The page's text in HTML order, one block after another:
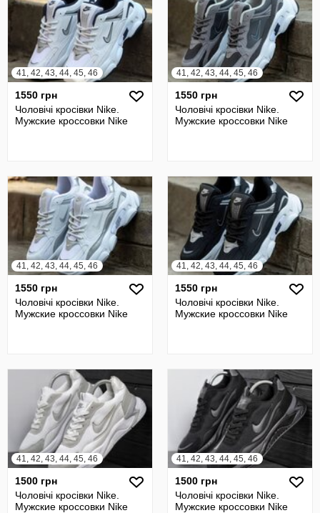
41, 42, 43, 44, 45, 46
1550 грн
Чоловічі кросівки Nike.
Мужские кроссовки Nike
41, 42, 43, 44, 45, 46
1550 грн
Чоловічі кросівки Nike.
Мужские кроссовки Nike
41, 42, 43, 44, 45, 46
1550 грн
Чоловічі кросівки Nike.
Мужские кроссовки Nike
41, 42, 43, 44, 45, 46
1550 грн
Чоловічі кросівки Nike.
Мужские кроссовки Nike
41, 42, 43, 44, 45, 46
1500 грн
Чоловічі кросівки Nike.
Мужские кроссовки Nike
41, 42, 43, 44, 45, 46
1500 грн
Чоловічі кросівки Nike.
Мужские кроссовки Nike